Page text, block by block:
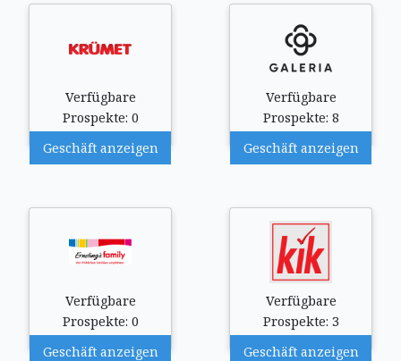
Verfügbare
Prospekte: 0
Geschäft anzeigen
Verfügbare
Prospekte: 8
Geschäft anzeigen
Verfügbare
Prospekte: 0
Geschäft anzeigen
Verfügbare
Prospekte: 3
Geschäft anzeigen